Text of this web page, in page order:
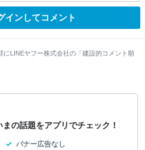
インしてコメント
LINEヤフー株式会社の「建設的コメント順
まの話題をアプリでチェック！
バナー広告なし